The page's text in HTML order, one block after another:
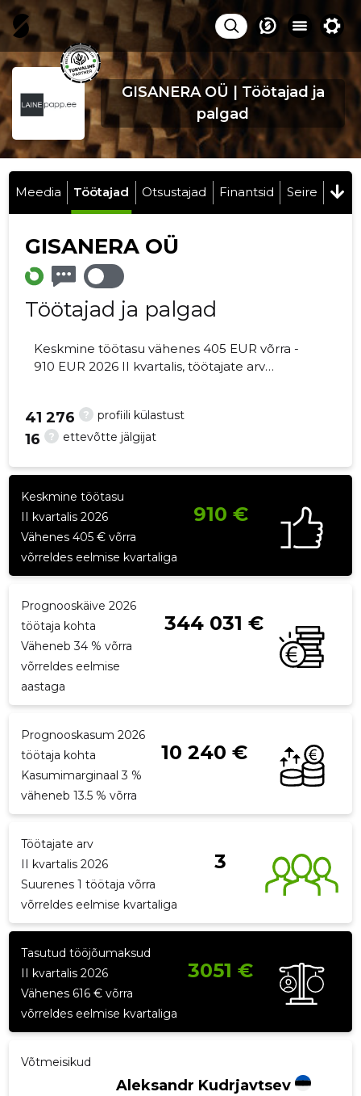
GISANERA OÜ | Töötajad ja
palgad
Meedia Töötajad Otsustajad Finantsid Seire
GISANERA OÜ
Töötajad ja palgad
Keskmine töötasu vähenes 405 EUR võrra -
910 EUR 2026 II kvartalis, töötajate arv
? profiili külastust
41 276
? ettevõtte jälgijat
16
Keskmine töötasu
II kvartalis 2026
910 €
Vähenes 405 € võrra
võrreldes eelmise kvartaliga
Prognooskäive 2026
töötaja kohta
344 031 €
Väheneb 34 % võrra
võrreldes eelmise
aastaga
Prognooskasum 2026
töötaja kohta
10 240 €
Kasumimarginaal 3 %
väheneb 13.5 % võrra
Töötajate arv
II kvartalis 2026
3
Suurenes 1 töötaja võrra
võrreldes eelmise kvartaliga
Tasutud tööjõumaksud
II kvartalis 2026
3051 €
Vähenes 616 € võrra
võrreldes eelmise kvartaliga
Võtmeisikud
Aleksandr Kudrjavtsev